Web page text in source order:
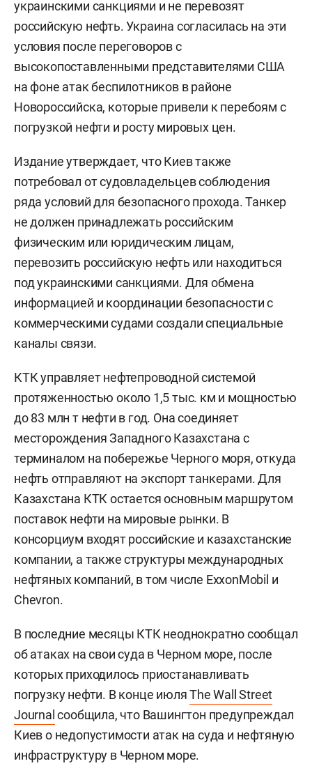
украинскими санкциями и не перевозят
российскую нефть. Украина согласилась на эти
условия после переговоров с
высокопоставленными представителями США
на фоне атак беспилотников в районе
Новороссийска, которые привели к перебоям с
погрузкой нефти и росту мировых цен.
Издание утверждает, что Киев также
потребовал от судовладельцев соблюдения
ряда условий для безопасного прохода. Танкер
не должен принадлежать российским
физическим или юридическим лицам,
перевозить российскую нефть или находиться
под украинскими санкциями. Для обмена
информацией и координации безопасности с
коммерческими судами создали специальные
каналы связи.
КТК управляет нефтепроводной системой
протяженностью около 1,5 тыс. км и мощностью
до 83 млн т нефти в год. Она соединяет
месторождения Западного Казахстана с
терминалом на побережье Черного моря, откуда
нефть отправляют на экспорт танкерами. Для
Казахстана КТК остается основным маршрутом
поставок нефти на мировые рынки. В
консорциум входят российские и казахстанские
компании, а также структуры международных
нефтяных компаний, в том числе ExxonMobil и
Chevron.
В последние месяцы КТК неоднократно сообщал
об атаках на свои суда в Черном море, после
которых приходилось приостанавливать
погрузку нефти. В конце июляThe Wall Street
Journal сообщила, что Вашингтон предупреждал
Киев о недопустимости атак на суда и нефтяную
инфраструктуру в Черном море.